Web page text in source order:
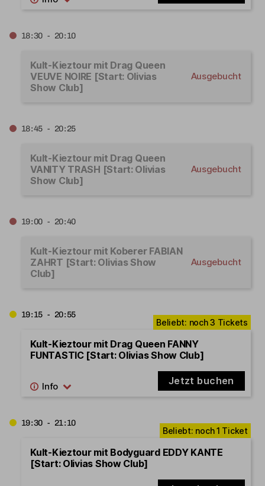
18:30 - 20:10
Kult-Kieztour mit Drag Queen
VEUVE NOIRE [Start: Olivias
Show Club]
Ausgebucht
18:45 - 20:25
Kult-Kieztour mit Drag Queen
VANITY TRASH [Start: Olivias
Show Club]
Ausgebucht
19:00 - 20:40
Kult-Kieztour mit Koberer FABIAN
ZAHRT [Start: Olivias Show
Club]
Ausgebucht
19:15 - 20:55
Kult-Kieztour mit Drag Queen FANNY
FUNTASTIC [Start: Olivias Show Club]
Jetzt buchen
19:30 - 21:10
Kult-Kieztour mit Bodyguard EDDY KANTE
[Start: Olivias Show Club]